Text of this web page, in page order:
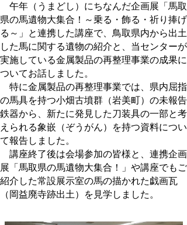
午年（うまどし）にちなんだ企画展「馬取
県の馬遺物大集合！～乗る・飾る・祈り捧げ
る～」と連携した講座で、鳥取県内から出土
した馬に関する遺物の紹介と、当センターが
実施している金属製品の再整理事業の成果に
ついてお話しました。
特に金属製品の再整理事業では、県内屈指
の馬具を持つ小畑古墳群（岩美町）の未報告
鉄器から、新たに発見した刀装具の一部と考
えられる象嵌（ぞうがん）を持つ資料につい
て報告しました。
講座終了後は会場参加の皆様と、連携企画
展「馬取県の馬遺物大集合！」や講座でもご
紹介した常設展示室の馬の描かれた戯画瓦
（岡益廃寺跡出土）を見学しました。